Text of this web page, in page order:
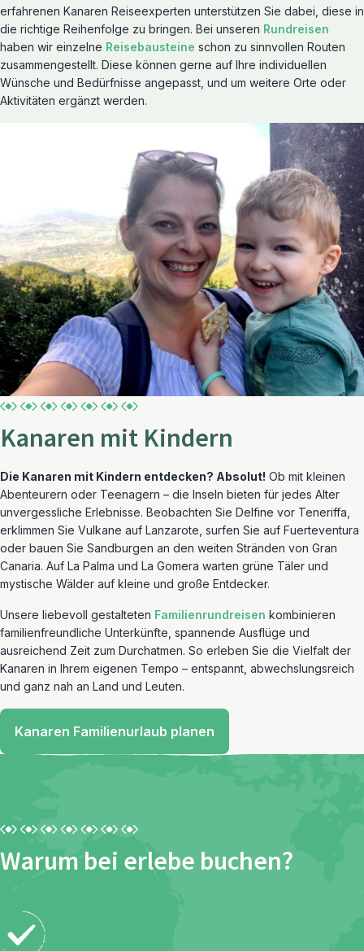
erfahrenen Kanaren Reiseexperten unterstützen Sie dabei, diese in
die richtige Reihenfolge zu bringen. Bei unseren Rundreisen
haben wir einzelne Reisebausteine schon zu sinnvollen Routen
zusammengestellt. Diese können gerne auf Ihre individuellen
Wünsche und Bedürfnisse angepasst, und um weitere Orte oder
Aktivitäten ergänzt werden.Rundreisen
Reiserouten entdecken
Kanaren mit Kindern
Die Kanaren mit Kindern entdecken? Absolut! Ob mit kleinen
Abenteurern oder Teenagern – die Inseln bieten für jedes Alter
unvergessliche Erlebnisse. Beobachten Sie Delfine vor Teneriffa,
erklimmen Sie Vulkane auf Lanzarote, surfen Sie auf Fuerteventura
oder bauen Sie Sandburgen an den weiten Stränden von Gran
Canaria. Auf La Palma und La Gomera warten grüne Täler und
mystische Wälder auf kleine und große Entdecker.
Unsere liebevoll gestalteten Familienrundreisen kombinieren
familienfreundliche Unterkünfte, spannende Ausflüge und
ausreichend Zeit zum Durchatmen. So erleben Sie die Vielfalt der
Kanaren in Ihrem eigenen Tempo – entspannt, abwechslungsreich
und ganz nah an Land und Leuten.
Kanaren Familienurlaub planen
Warum bei erlebe buchen?